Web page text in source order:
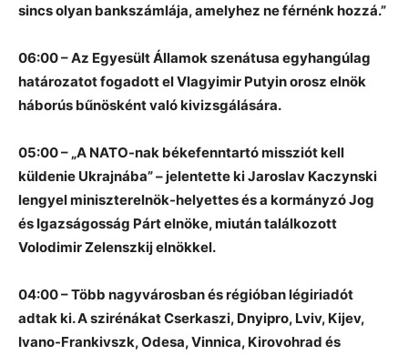
sincs olyan bankszámlája, amelyhez ne férnénk hozzá.”
06:00 – Az Egyesült Államok szenátusa egyhangúlag
határozatot fogadott el Vlagyimir Putyin orosz elnök
háborús bűnösként való kivizsgálására.
05:00 – „A NATO-nak békefenntartó missziót kell
küldenie Ukrajnába” – jelentette ki Jaroslav Kaczynski
lengyel miniszterelnök-helyettes és a kormányzó Jog
és Igazságosság Párt elnöke, miután találkozott
Volodimir Zelenszkij elnökkel.
04:00 – Több nagyvárosban és régióban légiriadót
adtak ki. A szirénákat Cserkaszi, Dnyipro, Lviv, Kijev,
Ivano-Frankivszk, Odesa, Vinnica, Kirovohrad és